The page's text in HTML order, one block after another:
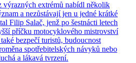
extrémů nabídl několik
a nezůstávají jen u jedné krátké
Filip Salač, jenž po šestnácti letech
příčku motocyklového mistrovství
bezpečí turistů, budoucnost
spotřebitelských návyků nebo
a lákavá tvrzení.